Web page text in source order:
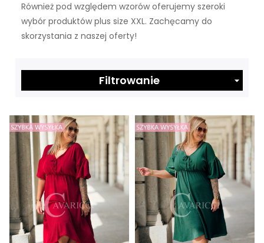
Również pod względem wzorów oferujemy szeroki
wybór produktów plus size XXL. Zachęcamy do
skorzystania z naszej oferty!

Filtrowanie